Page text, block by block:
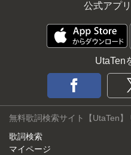
公式アプ
UtaTen
無料歌詞検索サイト【UtaTen】
歌詞検索
マイページ